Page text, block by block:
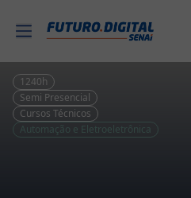
Cadastre-
se
Cursos
por
1240h
Semi Presencial
Cursos Técnicos
Automação e Eletroeletrônica